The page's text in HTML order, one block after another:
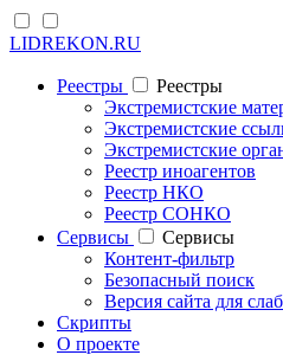
LIDREKON.RU
Реестры
Реестры
Экстремистские
Экстремистские
Экстремистские
Реестр иноагентов
Реестр НКО
Реестр СОНКО
Cервисы
Cервисы
Контент-фильтр
Безопасный поиск
Версия сайта для
Скрипты
О проекте